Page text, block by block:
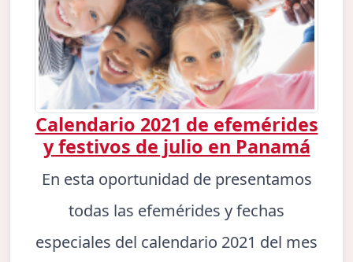
Calendario 2021 de efemérides
y festivos de julio en Panamá
En esta oportunidad de presentamos
todas las efemérides y fechas
especiales del calendario 2021 del mes